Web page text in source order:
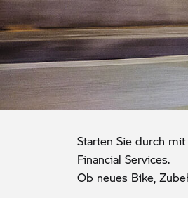
Starten Sie durch
Financial Services.
Ob neues Bike,